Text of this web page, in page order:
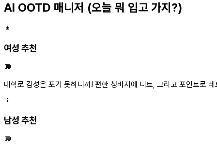
AI OOTD 매니저 (오늘 뭐 입고 가지?)
👩
여성 추천
💬
대학로 감성은 포기 못하니까! 편한 청바지에 니트, 그리고 포인트로
👨
남성 추천
💬